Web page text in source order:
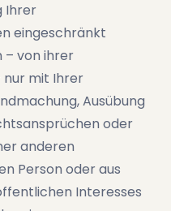
Ihrer
eingeschränkt
– von ihrer
nur mit Ihrer
Ausübung
oder
anderen
Person oder aus
Interesses